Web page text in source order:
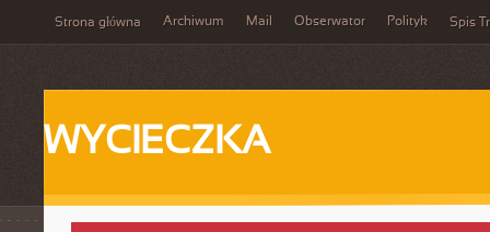
Strona główna Archiwum Mail Obserwator Polityk Spis
WYCIECZKA